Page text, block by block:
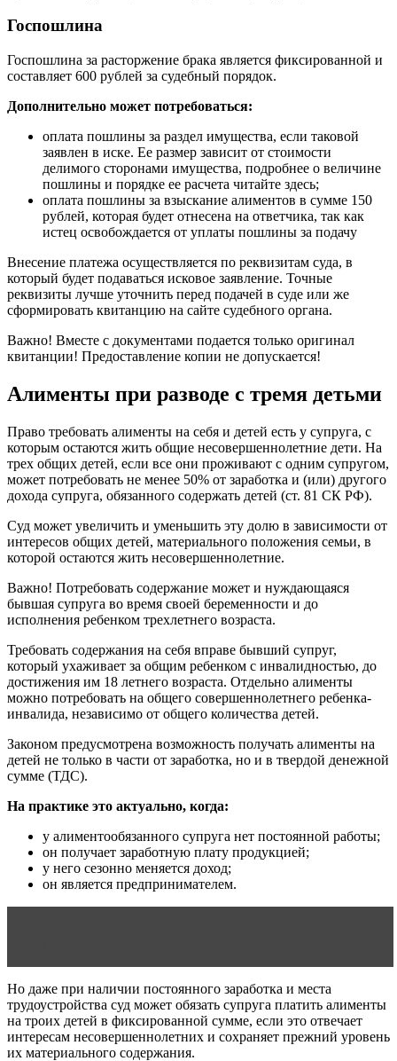
Госпошлина
Госпошлина за расторжение брака является фиксированной и
составляет 600 рублей за судебный порядок.
Дополнительно может потребоваться:
оплата пошлины за раздел имущества, если таковой
заявлен в иске. Ее размер зависит от стоимости
делимого сторонами имущества, подробнее о величине
пошлины и порядке ее расчета читайте здесь;
оплата пошлины за взыскание алиментов в сумме 150
рублей, которая будет отнесена на ответчика, так как
истец освобождается от уплаты пошлины за подачу
Внесение платежа осуществляется по реквизитам суда, в
который будет подаваться исковое заявление. Точные
реквизиты лучше уточнить перед подачей в суде или же
сформировать квитанцию на сайте судебного органа.
Важно! Вместе с документами подается только оригинал
квитанции! Предоставление копии не допускается!
Алименты при разводе с тремя детьми
Право требовать алименты на себя и детей есть у супруга, с
которым остаются жить общие несовершеннолетние дети. На
трех общих детей, если все они проживают с одним супругом,
может потребовать не менее 50% от заработка и (или) другого
дохода супруга, обязанного содержать детей (ст. 81 СК РФ).
Суд может увеличить и уменьшить эту долю в зависимости от
интересов общих детей, материального положения семьи, в
которой остаются жить несовершеннолетние.
Важно! Потребовать содержание может и нуждающаяся
бывшая супруга во время своей беременности и до
исполнения ребенком трехлетнего возраста.
Требовать содержания на себя вправе бывший супруг,
который ухаживает за общим ребенком с инвалидностью, до
достижения им 18 летнего возраста. Отдельно алименты
можно потребовать на общего совершеннолетнего ребенка-
инвалида, независимо от общего количества детей.
Законом предусмотрена возможность получать алименты на
детей не только в части от заработка, но и в твердой денежной
сумме (ТДС).
На практике это актуально, когда:
у алиментообязанного супруга нет постоянной работы;
он получает заработную плату продукцией;
у него сезонно меняется доход;
он является предпринимателем.
Но даже при наличии постоянного заработка и места
трудоустройства суд может обязать супруга платить алименты
на троих детей в фиксированной сумме, если это отвечает
интересам несовершеннолетних и сохраняет прежний уровень
их материального содержания.